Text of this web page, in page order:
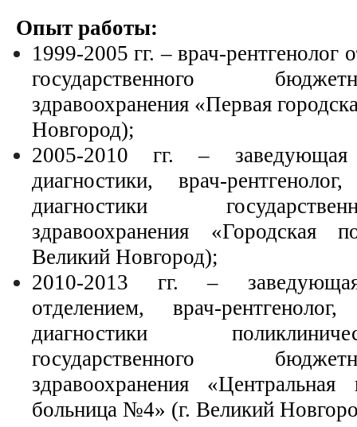
Опыт работы:
1999-2005 гг. – врач-рентгенолог
государственного
здравоохранения «Первая
Новгород);
2005-2010 гг. – заведующая
диагностики, врач-
диагностики
здравоохранения
Великий Новгород);
2010-2013 гг. – заведующая
отделением, врач-
диагностики
государственного
здравоохранения «Центральная
больница №4» (г. Великий